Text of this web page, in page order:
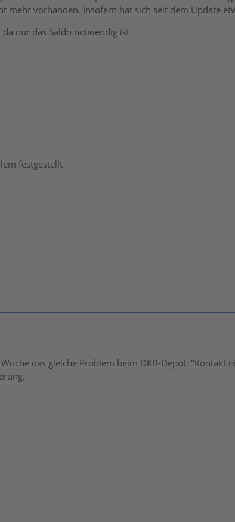
mehr vorhanden. Insofern hat sich seit dem Update
nur das Saldo notwendig ist.
festgestellt
das gleiche Problem beim DKB-Depot: "Kontakt